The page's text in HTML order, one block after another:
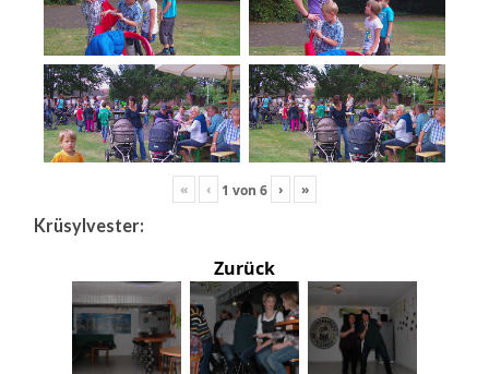
« ‹ 1 von 6 › »
Krüsylvester:
Zurück